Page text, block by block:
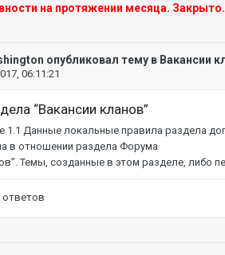
на протяжении месяца. Закрыто.